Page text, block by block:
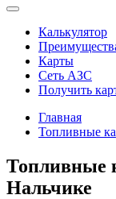
Калькулятор
Карты
Сеть АЗС
Получить
Главная
Топливные
Топливные
Нальчике